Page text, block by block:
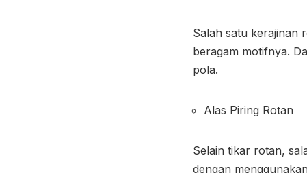
Salah satu kerajinan
beragam motifnya.
pola.
Alas Piring Rotan
Selain tikar rotan,
dengan